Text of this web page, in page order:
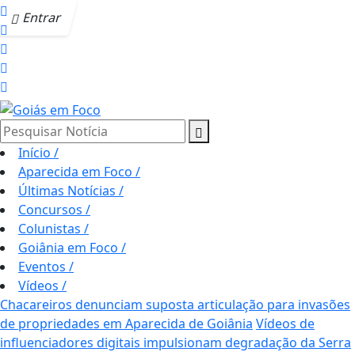
Entrar
Pesquisar Notícia
Início /
Aparecida em Foco /
Últimas Notícias /
Concursos /
Colunistas /
Goiânia em Foco /
Eventos /
Vídeos /
Chacareiros denunciam suposta articulação para invasões
de propriedades em Aparecida de Goiânia Vídeos de
influenciadores digitais impulsionam degradação da Serra